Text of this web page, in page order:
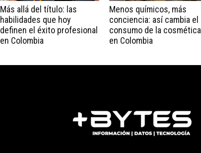
Más allá del título: las
habilidades que hoy
definen el éxito profesional
en Colombia
Menos químicos, más
conciencia: así cambia el
consumo de la cosmética
en Colombia